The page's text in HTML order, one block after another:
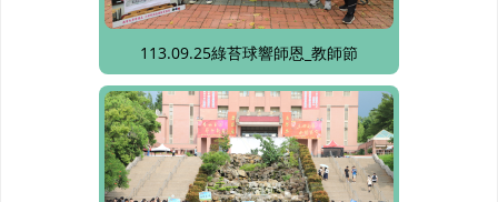
113.09.25綠苔球響師恩_教師節